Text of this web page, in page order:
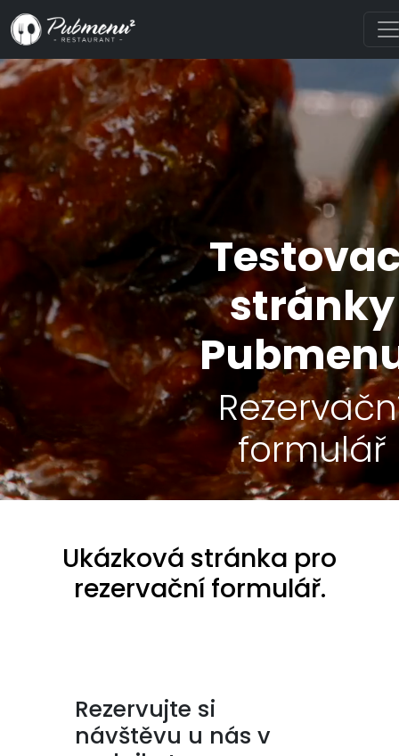
stránky
formulář
Ukázková stránka pro
rezervační formulář.
Rezervujte si
návštěvu u nás v